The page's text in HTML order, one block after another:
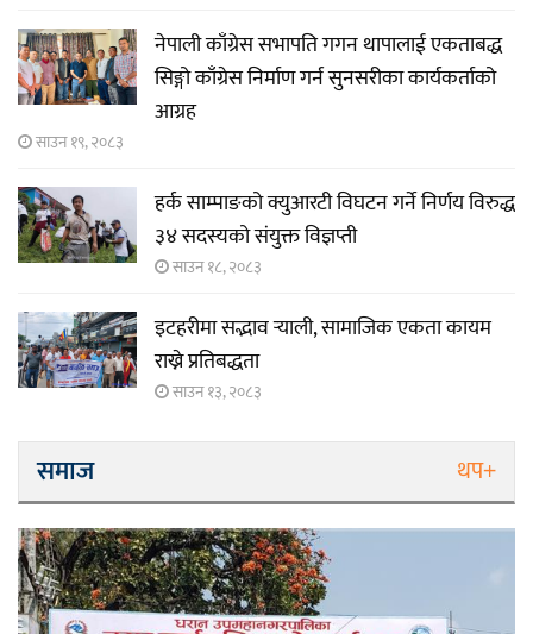
नेपाली काँग्रेस सभापति गगन थापालाई एकताबद्ध
सिङ्गो काँग्रेस निर्माण गर्न सुनसरीका कार्यकर्ताको
आग्रह
साउन १९, २०८३
हर्क साम्पाङको क्युआरटी विघटन गर्ने निर्णय विरुद्ध
३४ सदस्यको संयुक्त विज्ञप्ती
साउन १८, २०८३
इटहरीमा सद्भाव र्‍याली, सामाजिक एकता कायम
राख्ने प्रतिबद्धता
साउन १३, २०८३
समाज थप+